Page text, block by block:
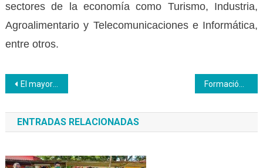
sectores de la economía como Turismo, Industria,
Agroalimentario y Telecomunicaciones e Informática,
entre otros.
Navegación
de
entradas
El mayor acto de rebeldía es asistir a nuestros puestos de trabajo Formación gastronómica en las montañas de Catia La Mar
ENTRADAS RELACIONADAS